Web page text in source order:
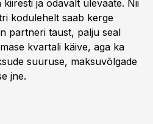
ja odavalt ülevaate. Nii
kodulehelt saab kerge
partneri taust, palju seal
kvartali käive, aga ka
suuruse, maksuvõlgade
jne.